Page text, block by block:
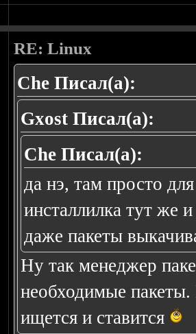
RE: Linux
Che Писал(а):
Gxost Писал(а):
Che Писал(а):
да нэ, там просто
инсталлилка тут же
даже пакеты
Ну так менеджер
необходимые
ищется и ставится